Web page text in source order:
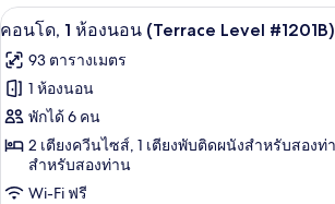
1105B
กับ
1-
Condo
Walk-
In
Level
1105B
เปิด
ภาพถ่าย
ทั้งหมด
ของ
คอน
ผ้าม่านกันแส
14
คอนโด, 1 ห้องนอน (Terrace Level #1201B)
93 ตารางเมตร
1 ห้องนอน
พักได้ 6 คน
2 เตียงควีนไซส์, 1 เตียงพับติดผนังสำหรับสองท่
สำหรับสองท่าน
Wi-Fi ฟรี